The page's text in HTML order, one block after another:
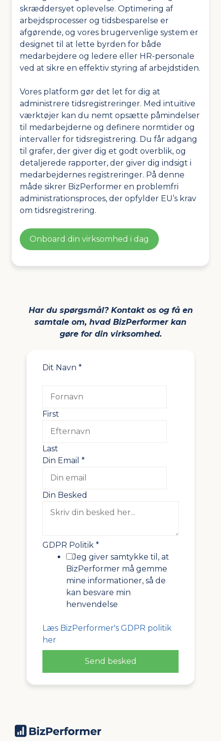
skræddersyet oplevelse. Optimering af
arbejdsprocesser og tidsbesparelse er
afgørende, og vores brugervenlige system er
designet til at lette byrden for både
medarbejdere og ledere eller HR-personale
ved at sikre en effektiv styring af arbejdstiden.
Vores platform gør det let for dig at
administrere tidsregistreringer. Med intuitive
værktøjer kan du nemt opsætte påmindelser
til medarbejderne og definere normtider og
intervaller for tidsregistrering. Du får adgang
til grafer, der giver dig et godt overblik, og
detaljerede rapporter, der giver dig indsigt i
medarbejdernes registreringer. På denne
måde sikrer BizPerformer en problemfri
administrationsproces, der opfylder EU’s krav
om tidsregistrering.
Onboard din virksomhed i dag
Har du spørgsmål? Kontakt os og få en
samtale om, hvad BizPerformer kan
gøre for din virksomhed.
Dit Navn *
First
Last
Din Email *
Din Besked
GDPR Politik *
Jeg giver samtykke til, at
BizPerformer må gemme
mine informationer, så de
kan besvare min
henvendelse
Læs BizPerformer's GDPR politik
her
Send besked